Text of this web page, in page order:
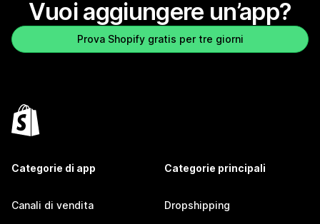
Vuoi aggiungere un’app?
Prova Shopify gratis per tre giorni
Categorie di app
Canali di vendita
Categorie principali
Dropshipping